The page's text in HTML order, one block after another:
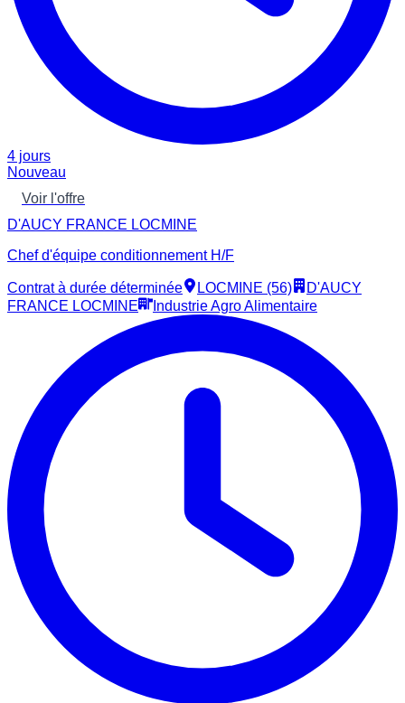
4 jours
Nouveau
Voir l'offre
D'AUCY FRANCE LOCMINE
Chef d'équipe conditionnement H/F
Contrat à durée déterminée LOCMINE (56)
D'AUCY
FRANCE LOCMINE
Industrie Agro Alimentaire